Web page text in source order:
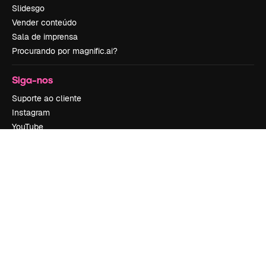
Slidesgo
Vender conteúdo
Sala de imprensa
Procurando por magnific.ai?
Siga-nos
Suporte ao cliente
Instagram
YouTube